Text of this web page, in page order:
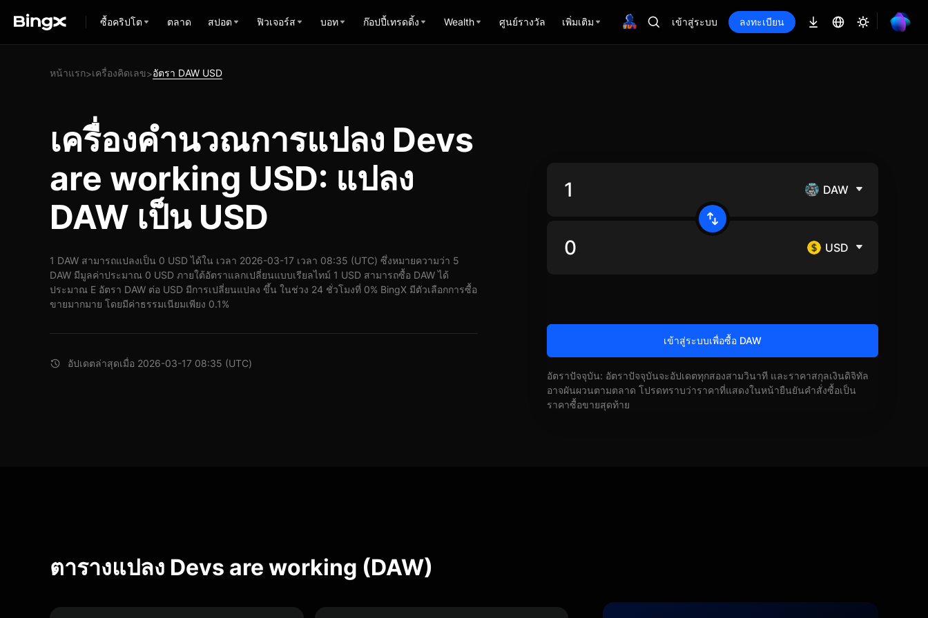
ซื้อคริปโต ตลาด สปอต ฟิวเจอร์ส บอท ก๊อปปี้เทรดดิ้ง Wealth ศูนย์รางวัล เพิ่มเติม เข้าสู่ระบบ ลงทะเบียน
หน้าแรก>เครื่องคิดเลข>อัตรา DAW USD
เครื่องคำนวณการแปลง Devs
are working USD: แปลง
DAW เป็น USD
1 DAW สามารถแปลงเป็น 0 USD ได้ใน เวลา 2026-03-17 เวลา 08:35 (UTC) ซึ่งหมายความว่า 5
DAW มีมูลค่าประมาณ 0 USD ภายใต้อัตราแลกเปลี่ยนแบบเรียลไทม์ 1 USD สามารถซื้อ DAW ได้
ประมาณ E อัตรา DAW ต่อ USD มีการเปลี่ยนแปลง ขึ้น ในช่วง 24 ชั่วโมงที่ 0% BingX มีตัวเลือกการซื้อ
ขายมากมาย โดยมีค่าธรรมเนียมเพียง 0.1%
อัปเดตล่าสุดเมื่อ 2026-03-17 08:35 (UTC)
DAW
USD
เข้าสู่ระบบเพื่อซื้อ DAW
อัตราปัจจุบัน: อัตราปัจจุบันจะอัปเดตทุกสองสามวินาที และราคาสกุลเงินดิจิทัล
อาจผันผวนตามตลาด โปรดทราบว่าราคาที่แสดงในหน้ายืนยันคำสั่งซื้อเป็น
ราคาซื้อขายสุดท้าย
ตารางแปลง Devs are working (DAW)